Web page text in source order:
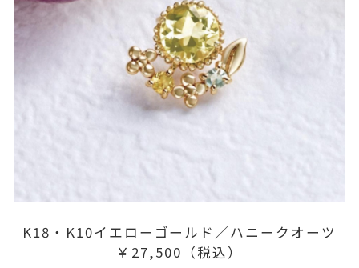
K18・K10イエローゴールド／ハニークオーツ
￥27,500（税込）